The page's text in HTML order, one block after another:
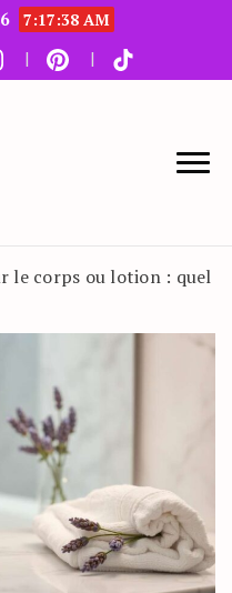
7:17:39 AM
blog beauté et mode
le corps ou lotion : quel